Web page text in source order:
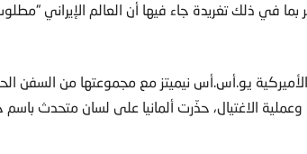
في ذلك تغريدة جاء فيها أن العالم الإيراني
يو.أس.أس نيميتز مع مجموعتها من السفن
الاغتيال، حذّرت ألمانيا على لسان متحدث باسم